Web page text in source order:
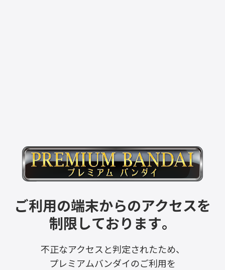
ご利用の端末からのアクセスを
制限しております。
不正なアクセスと判定されたため、
プレミアムバンダイのご利用を